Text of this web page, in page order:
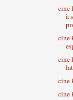
cine
à
cine
cine
cine
cine